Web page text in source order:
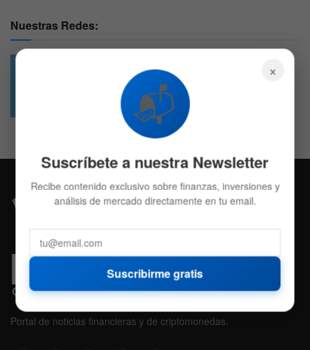
Nuestras Redes:
4.7k
Followers
Portal de noticias financieras y de criptomonedas.
×
📬
Suscríbete a nuestra Newsletter
Recibe contenido exclusivo sobre finanzas, inversiones y
análisis de mercado directamente en tu email.
Suscribirme gratis